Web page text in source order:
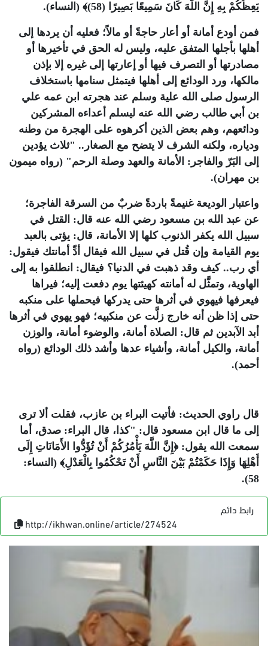
يَعِظُكُمْ بِهِ إِنَّ اللَّهَ كَانَ سَمِيعًا بَصِيرًا
(58)﴾ (النساء).
فمن أودع أمانة أو أعار حاجةً أو مالاً؛ فعليه أن يردها إلى
أهلها بأجلها المتفق عليه، وليس له الحق في تأخيرها أو
مصادرتها أو التصرف فيها أو إعارتها إلى غيره إلا بإذن
مالكها، ورد الودائع إلى أهلها فيتمثل سنامها باستخلاف
الرسول صلى الله علية وسلم عند هجرته ابن عمه علي
بن أبي طالب رضي الله عنه ليسلم أعداءه المشركين
ودائعهم، وهم بعض الذين أكرهوه على الهجرة من وطنه
ودياره، ولكنه الشرف لا يتضح مع الصغار.. "ثلاث يؤدين
إلى البَرّ والفاجر: الأمانة والعهد وصلة الرحم" (رواه ميمون
بن مهران).
واعتبار الوديعة غنيمةً باردةً ضربٌ من السرقة الفاجرة؛
عن عبد الله بن مسعود رضي الله عنه قال: القتل في
سبيل الله يكفر الذنوب كلها إلا الأمانة، قال: يؤتى بالعبد
يوم القيامة وإن قُتل في سبيل الله فيقال أدِّ أمانتك فيقول:
أي رب.. كيف وقد ذهبت في الدنيا؟ فيقال: انطلقوا به إلى
الهاوية، وتمثَّل له أمانته كهيئتها يوم دفعت إليه؛ فيراها
فيعرفها فيهوي في أثرها حتى يدركها فيحملها على منكبه
حتى إذا ظن أنه خارج زلَّت عن منكبيه؛ فهو يهوي في أثرها
أبد الآبدين ثم قال: الصلاة أمانة، والوضوء أمانة، والوزن
أمانة، والكيل أمانة، وأشياء عدها وأشد ذلك الودائع (رواه
أحمد).
قال راوي الحديث: فأتيت البراء بن عازب، فقلت ألا ترى
إلى ما قال ابن مسعود قال: "كذا، قال البراء: صدق، أما
سمعت الله يقول: ﴿ إِنَّ اللَّهَ يَأْمُرُكُمْ أَنْ تُؤَدُّوا الأَمَانَاتِ إِلَى
أَهْلِهَا وَإِذَا حَكَمْتُمْ بَيْنَ النَّاسِ أَنْ تَحْكُمُوا بِالْعَدْلِ﴾ (النساء:
58).
رابط دائم
http://ikhwan.online/article/274524